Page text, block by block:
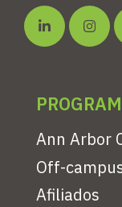
Ann Arbor
Off-
Afiliados